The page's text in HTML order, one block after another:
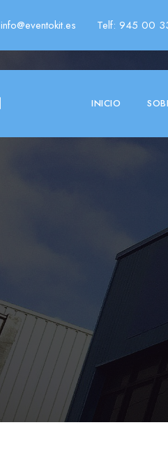
info@eventokit.es Telf: 945 00
INICIO